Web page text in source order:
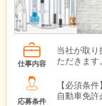
仕事内容
当社が取
ただきます。
応募条件
【必須条
自動車免許